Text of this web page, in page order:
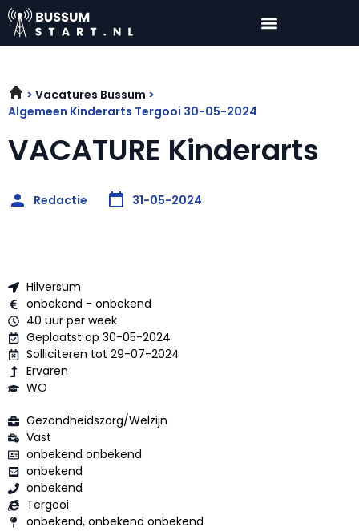
Vacatures Bussum
Algemeen Kinderarts Tergooi 30-05-2024
VACATURE Kinderarts
Redactie 31-05-2024
Hilversum
onbekend - onbekend
40 uur per week
Geplaatst op 30-05-2024
Solliciteren tot 29-07-2024
Ervaren
WO
Gezondheidszorg/Welzijn
Vast
onbekend onbekend
onbekend
onbekend
Tergooi
onbekend, onbekend onbekend